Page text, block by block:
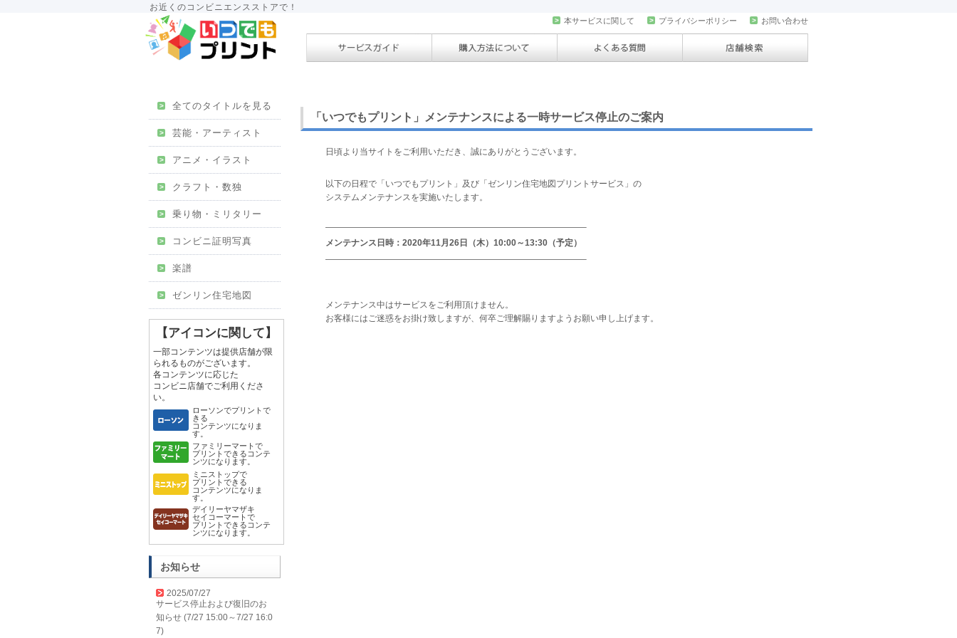
お近くのコンビニエンスストアで！
> 本サービスに関して > プライバシーポリシー > お問い合わせ
> 全てのタイトルを見る
> 芸能・アーティスト
> アニメ・イラスト
> クラフト・数独
> 乗り物・ミリタリー
> コンビニ証明写真
> 楽譜
> ゼンリン住宅地図
【アイコンに関して】
一部コンテンツは提供店舗が限
られるものがございます。
各コンテンツに応じた
コンビニ店舗でご利用くださ
い。
ローソンでプリントで
きる
コンテンツになりま
す。
ファミリーマートで
プリントできるコンテ
ンツになります。
ミニストップで
プリントできる
コンテンツになりま
す。
デイリーヤマザキ
セイコーマートで
プリントできるコンテ
ンツになります。
お知らせ
2025/07/27
サービス停止および復旧のお
知らせ (7/27 15:00～7/27 16:0
7)
「いつでもプリント」メンテナンスによる一時サービス停止のご案内
日頃より当サイトをご利用いただき、誠にありがとうございます。
以下の日程で「いつでもプリント」及び「ゼンリン住宅地図プリントサービス」の
システムメンテナンスを実施いたします。
——————————————————————————————–
メンテナンス日時：2020年11月26日（木）10:00～13:30（予定）
——————————————————————————————–
メンテナンス中はサービスをご利用頂けません。
お客様にはご迷惑をお掛け致しますが、何卒ご理解賜りますようお願い申し上げます。